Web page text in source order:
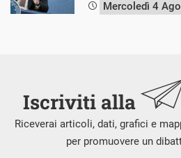
Mercoledì 4
Iscriviti alla
Riceverai articoli, dati, grafici e
per promuovere un